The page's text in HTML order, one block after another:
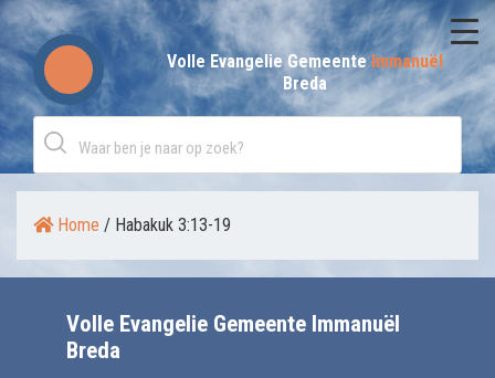
Skip
to
content
Volle Evangelie GemeenteImmanuël
Breda
Home / Habakuk 3:13-19
Volle Evangelie Gemeente Immanuël
Breda